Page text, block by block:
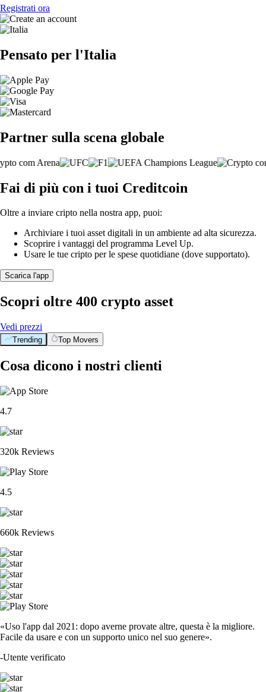
Registrati ora
Pensato per l'Italia
Partner sulla scena globale
Fai di più con i tuoi Creditcoin
Oltre a inviare cripto nella nostra app, puoi:
Archiviare i tuoi asset digitali in un ambiente ad alta sicurezza.
Scoprire i vantaggi del programma Level Up.
Usare le tue cripto per le spese quotidiane (dove supportato).
Scarica l'app
Scopri oltre 400 crypto asset
Vedi prezzi
Trending Top Movers
Cosa dicono i nostri clienti
4.7
320k Reviews
4.5
660k Reviews
«Uso l'app dal 2021: dopo averne provate altre, questa è la migliore.
Facile da usare e con un supporto unico nel suo genere».
-Utente verificato